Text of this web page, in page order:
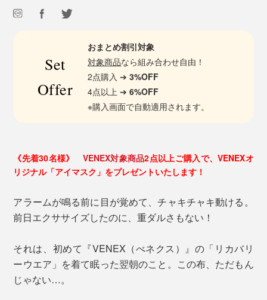
Set
Offer
おまとめ割引対象
対象商品なら組み合わせ自由！
2点購入 ➔3%OFF
4点以上 ➔6%OFF
※購入画面で自動適用されます。
《先着30名様》 VENEX対象商品2点以上ご購入で、VENEXオ
リジナル「アイマスク」をプレゼントいたします！
アラームが鳴る前に目が覚めて、チャキチャキ動ける。
前日エクササイズしたのに、重ダルさもない！
それは、初めて『VENEX（べネクス）』の「リカバリ
ーウエア」を着て眠った翌朝のこと。この布、ただもん
じゃない…。